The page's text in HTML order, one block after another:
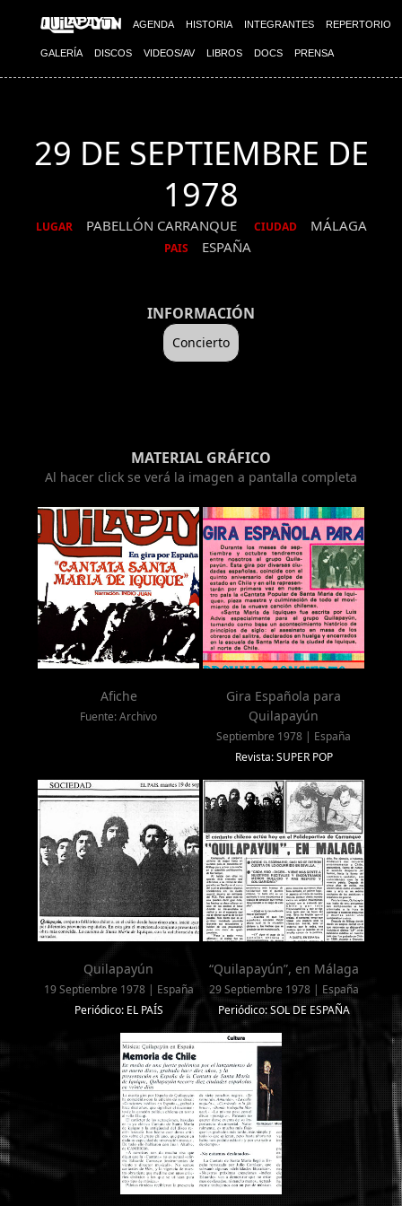
AGENDA HISTORIA INTEGRANTES REPERTORIO
GALERÍA DISCOS VIDEOS/AV LIBROS DOCS PRENSA
29 DE SEPTIEMBRE DE
1978
LUGAR PABELLÓN CARRANQUE CIUDAD MÁLAGA
PAIS ESPAÑA
INFORMACIÓN
Concierto
MATERIAL GRÁFICO
Al hacer click se verá la imagen a pantalla completa
Afiche
Fuente: Archivo
Gira Española para
Quilapayún
Septiembre 1978 | España
Revista: SUPER POP
Quilapayún
19 Septiembre 1978 | España
Periódico: EL PAÍS
“Quilapayún”, en Málaga
29 Septiembre 1978 | España
Periódico: SOL DE ESPAÑA